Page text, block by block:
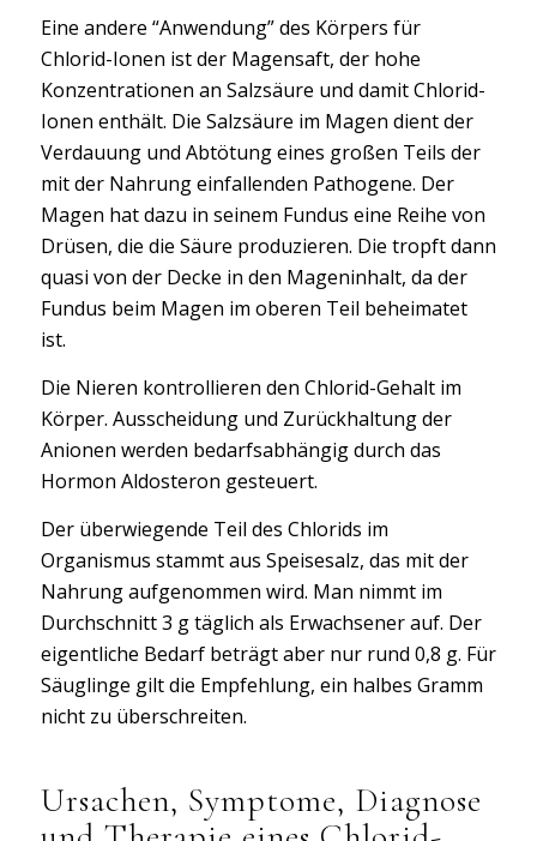
Eine andere “Anwendung” des Körpers für
Chlorid-Ionen ist der Magensaft, der hohe
Konzentrationen an Salzsäure und damit Chlorid-
Ionen enthält. Die Salzsäure im Magen dient der
Verdauung und Abtötung eines großen Teils der
mit der Nahrung einfallenden Pathogene. Der
Magen hat dazu in seinem Fundus eine Reihe von
Drüsen, die die Säure produzieren. Die tropft dann
quasi von der Decke in den Mageninhalt, da der
Fundus beim Magen im oberen Teil beheimatet
ist.
Die Nieren kontrollieren den Chlorid-Gehalt im
Körper. Ausscheidung und Zurückhaltung der
Anionen werden bedarfsabhängig durch das
Hormon Aldosteron gesteuert.
Der überwiegende Teil des Chlorids im
Organismus stammt aus Speisesalz, das mit der
Nahrung aufgenommen wird. Man nimmt im
Durchschnitt 3 g täglich als Erwachsener auf. Der
eigentliche Bedarf beträgt aber nur rund 0,8 g. Für
Säuglinge gilt die Empfehlung, ein halbes Gramm
nicht zu überschreiten.
Ursachen, Symptome, Diagnose